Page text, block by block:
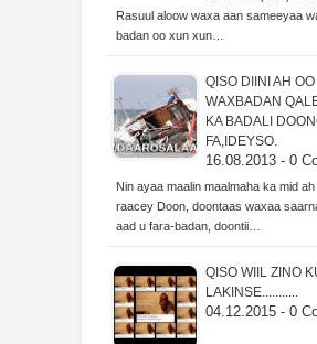
Rasuul aloow waxa aan sameeyaa
badan oo xun xun…
QISO DIINI AH OO
WAXBADAN
KA BADALI
FA,IDEYSO.
16.08.2013 - 0
Nin ayaa maalin maalmaha ka mid
raacey Doon, doontaas waxaa
aad u fara-badan, doontii…
QISO WIIL ZINO
LAKINSE...........
04.12.2015 - 0